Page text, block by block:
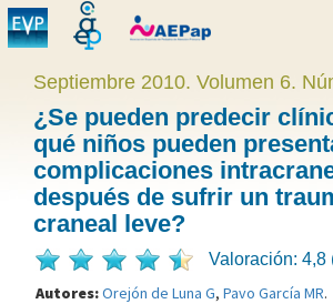
Septiembre 2010. Volumen 6.
¿Se pueden predecir
qué niños pueden
complicaciones
después de sufrir un
craneal leve?
Valoración: 4,8
Autores:Orejón de Luna G, Pavo García MR.